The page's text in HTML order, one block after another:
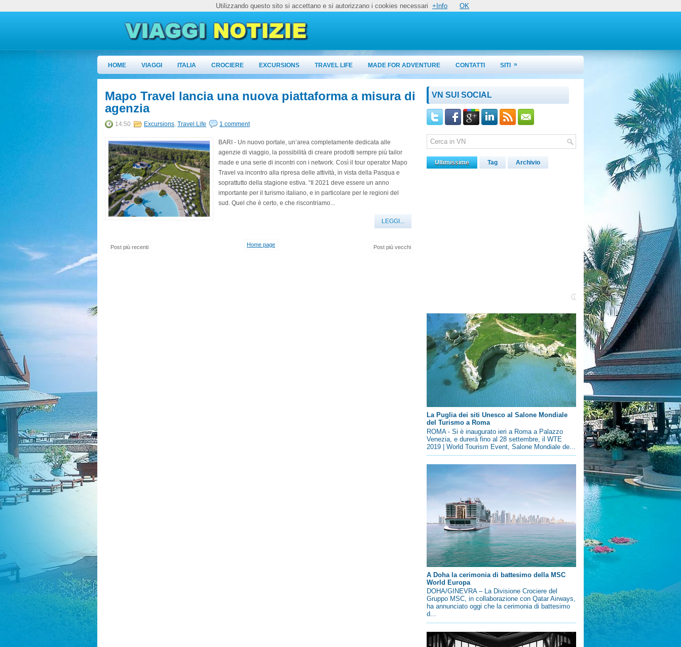
HOME VIAGGI ITALIA CROCIERE EXCURSIONS TRAVEL LIFE MADE FOR ADVENTURE CONTATTI SITI »
Mapo Travel lancia una nuova piattaforma a misura di
agenzia
14:50 Excursions, Travel Life 1 comment
BARI - Un nuovo portale, un’area completamente dedicata alle
agenzie di viaggio, la possibilità di creare prodotti sempre più tailor
made e una serie di incontri con i network. Così il tour operator Mapo
Travel va incontro alla ripresa delle attività, in vista della Pasqua e
soprattutto della stagione estiva. “Il 2021 deve essere un anno
importante per il turismo italiano, e in particolare per le regioni del
sud. Quel che è certo, e che riscontriamo...
LEGGI...
Post più recenti Post più vecchi
Home page
VN SUI SOCIAL
Ultimissime Tag Archivio
La Puglia dei siti Unesco al Salone Mondiale
del Turismo a Roma
ROMA - Si è inaugurato ieri a Roma a Palazzo
Venezia, e durerà fino al 28 settembre, il WTE
2019 | World Tourism Event, Salone Mondiale de...
A Doha la cerimonia di battesimo della MSC
World Europa
DOHA/GINEVRA – La Divisione Crociere del
Gruppo MSC, in collaborazione con Qatar Airways,
ha annunciato oggi che la cerimonia di battesimo
d...
Utilizzando questo sito si accettano e si autorizzano i cookies necessari +Info OK